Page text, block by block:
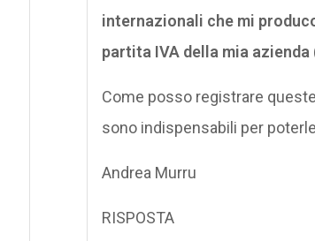
internazionali che mi
partita IVA della mia
Come posso registrare
sono indispensabili per
Andrea Murru
RISPOSTA